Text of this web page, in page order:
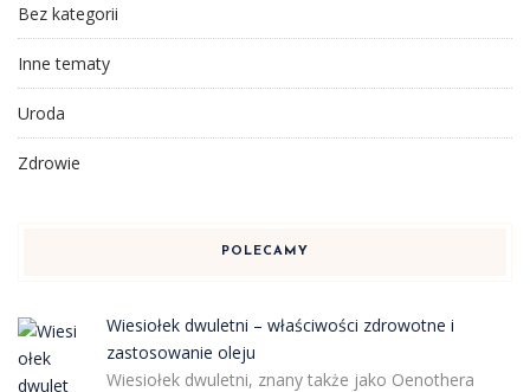
Bez kategorii
Inne tematy
Uroda
Zdrowie
POLECAMY
Wiesiołek dwuletni – właściwości zdrowotne i
zastosowanie oleju
Wiesiołek dwuletni, znany także jako Oenothera